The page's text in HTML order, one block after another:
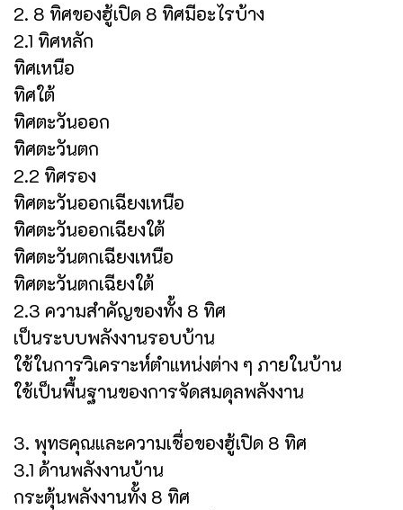
2. 8 ทิศของฮู้เปิด 8 ทิศมีอะไรบ้าง
2.1 ทิศหลัก
ทิศเหนือ
ทิศใต้
ทิศตะวันออก
ทิศตะวันตก
2.2 ทิศรอง
ทิศตะวันออกเฉียงเหนือ
ทิศตะวันออกเฉียงใต้
ทิศตะวันตกเฉียงเหนือ
ทิศตะวันตกเฉียงใต้
2.3 ความสำคัญของทั้ง 8 ทิศ
เป็นระบบพลังงานรอบบ้าน
ใช้ในการวิเคราะห์ตำแหน่งต่าง ๆ ภายในบ้าน
ใช้เป็นพื้นฐานของการจัดสมดุลพลังงาน
3. พุทธคุณและความเชื่อของฮู้เปิด 8 ทิศ
3.1 ด้านพลังงานบ้าน
กระตุ้นพลังงานทั้ง 8 ทิศ